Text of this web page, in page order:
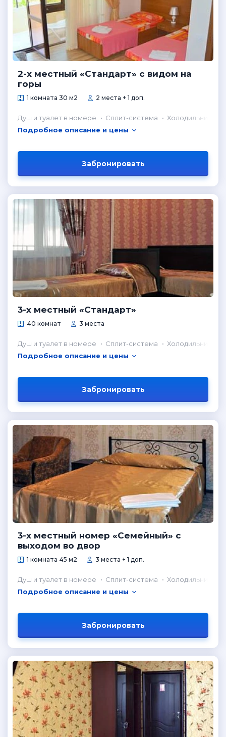
2-х местный «Стандарт» с видом на
горы
1 комната 30 м2 2 места + 1 доп.
Душ и туалет в номере Сплит-система
Холодильник в
Подробное описание и цены
Забронировать
3-х местный «Стандарт»
40 комнат 3 места
Душ и туалет в номере Сплит-система
Холодильник в
Подробное описание и цены
Забронировать
3-х местный номер «Семейный» с
выходом во двор
1 комната 45 м2 3 места + 1 доп.
Душ и туалет в номере Сплит-система
Холодильник в
Подробное описание и цены
Забронировать